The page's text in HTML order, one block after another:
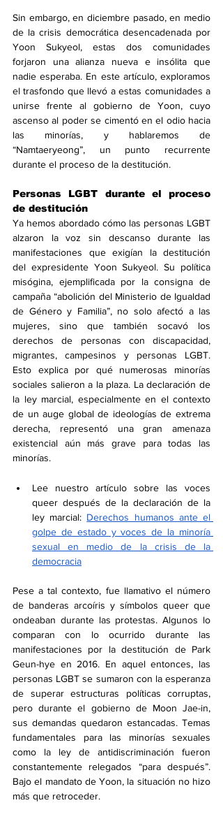
Sin embargo, en diciembre pasado, en medio
de la crisis democrática desencadenada por
Yoon Sukyeol, estas dos comunidades
forjaron una alianza nueva e insólita que
nadie esperaba. En este artículo, exploramos
el trasfondo que llevó a estas comunidades a
unirse frente al gobierno de Yoon, cuyo
ascenso al poder se cimentó en el odio hacia
las minorías, y hablaremos de
“Namtaeryeong”, un punto recurrente
durante el proceso de la destitución.
Personas LGBT durante el proceso
de destitución
Ya hemos abordado cómo las personas LGBT
alzaron la voz sin descanso durante las
manifestaciones que exigían la destitución
del expresidente Yoon Sukyeol. Su política
misógina, ejemplificada por la consigna de
campaña “abolición del Ministerio de Igualdad
de Género y Familia”, no solo afectó a las
mujeres, sino que también socavó los
derechos de personas con discapacidad,
migrantes, campesinos y personas LGBT.
Esto explica por qué numerosas minorías
sociales salieron a la plaza. La declaración de
la ley marcial, especialmente en el contexto
de un auge global de ideologías de extrema
derecha, representó una gran amenaza
existencial aún más grave para todas las
minorías.
Lee nuestro artículo sobre las voces
queer después de la declaración de la
ley marcial: Derechos humanos ante el
golpe de estado y voces de la minoría
sexual en medio de la crisis de la
democracia
Pese a tal contexto, fue llamativo el número
de banderas arcoíris y símbolos queer que
ondeaban durante las protestas. Algunos lo
comparan con lo ocurrido durante las
manifestaciones por la destitución de Park
Geun-hye en 2016. En aquel entonces, las
personas LGBT se sumaron con la esperanza
de superar estructuras políticas corruptas,
pero durante el gobierno de Moon Jae-in,
sus demandas quedaron estancadas. Temas
fundamentales para las minorías sexuales
como la ley de antidiscriminación fueron
constantemente relegados “para después”.
Bajo el mandato de Yoon, la situación no hizo
más que retroceder.